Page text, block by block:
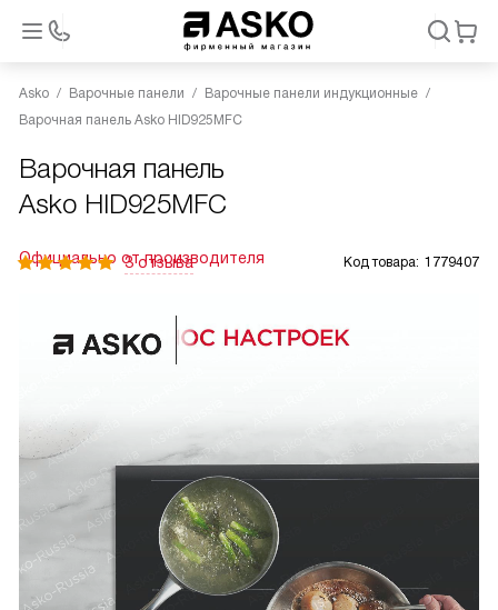
Asko Варочные панели
Варочные панели индукционные
Варочная панель Asko HID925MFC
Варочная панель
Asko HID925MFC
Официально от производителя
3 отзыва Код товара: 1779407